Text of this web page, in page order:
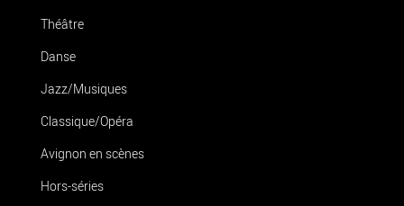
Théâtre
Danse
Jazz/Musiques
Classique/Opéra
Avignon en scènes
Hors-séries